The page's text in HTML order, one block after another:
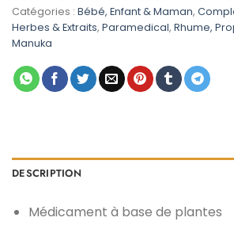
Catégories : Bébé, Enfant & Maman,
Herbes & Extraits, Paramedical, Rhume,
Manuka
DESCRIPTION
Médicament à base de plantes